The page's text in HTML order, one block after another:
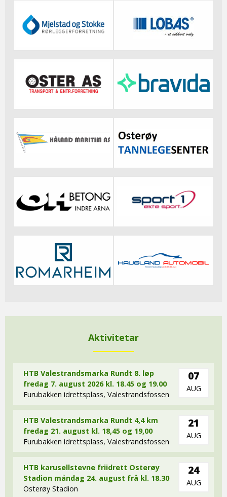
Aktivitetar
HTB Valestrandsmarka Rundt 8. løp
fredag 7. august 2026 kl. 18.45 og 19.00
Furubakken idrettsplass, Valestrandsfossen
07
AUG
HTB Valestrandsmarka Rundt 4,4 km
fredag 21. august kl. 18,45 og 19,00
Furubakken idrettsplass, Valestrandsfossen
21
AUG
HTB karusellstevne friidrett Osterøy
Stadion måndag 24. august frå kl. 18.30
Osterøy Stadion
24
AUG